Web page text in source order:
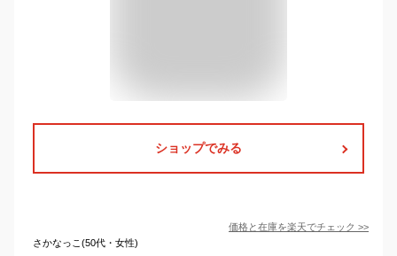
ショップでみる
価格と在庫を楽天でチェック >>
さかなっこ(50代・女性)